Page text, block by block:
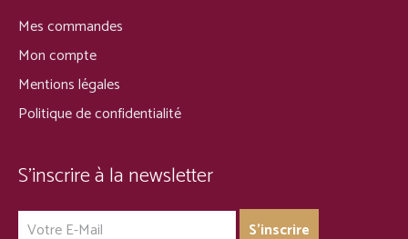
Mes commandes
Mon compte
Mentions légales
Politique de confidentialité
S’inscrire à la newsletter